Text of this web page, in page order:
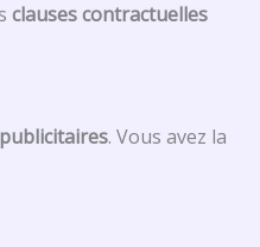
clauses contractuelles
publicitaires. Vous avez la